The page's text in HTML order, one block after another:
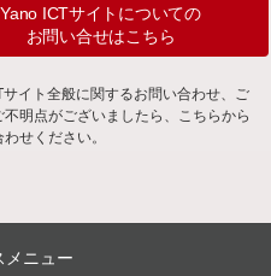
Yano ICTサイトについての
お問い合せはこちら
サイト全般に関するお問い合わせ、ご
不明点がございましたら、こちらから
せください。
メニュー